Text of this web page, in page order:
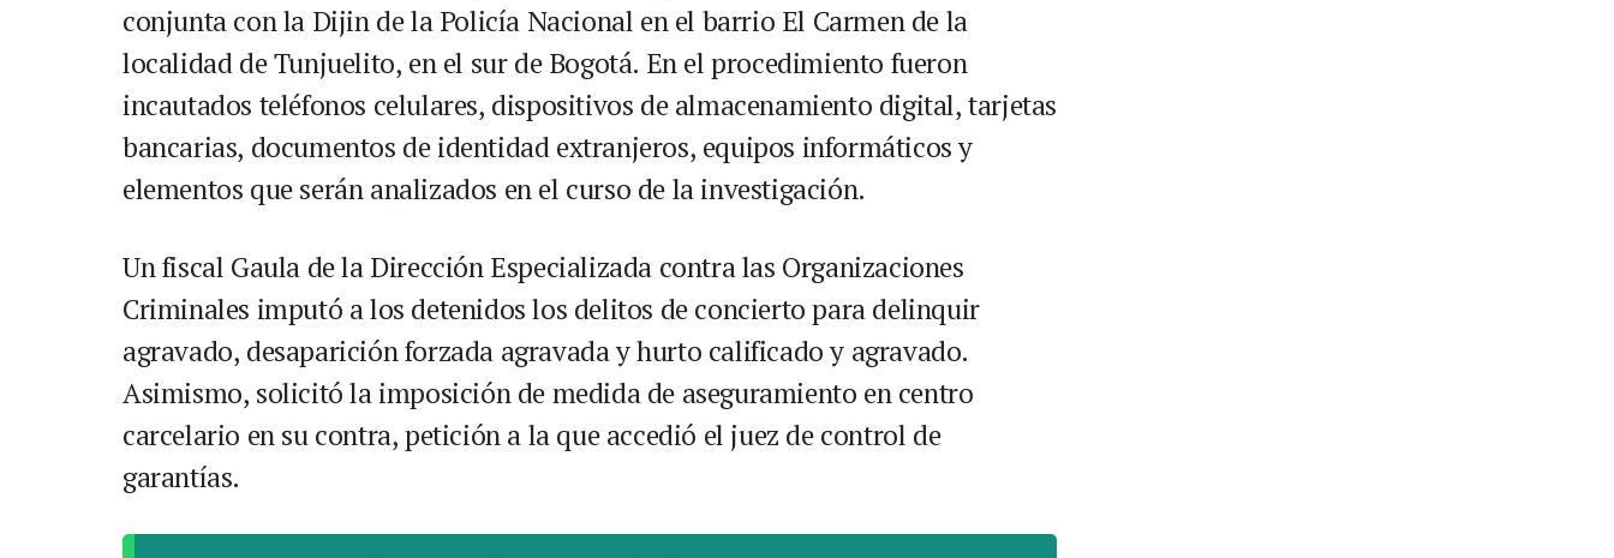
conjunta con la Dijin de la Policía Nacional en el barrio El Carmen de la
localidad de Tunjuelito, en el sur de Bogotá. En el procedimiento fueron
incautados teléfonos celulares, dispositivos de almacenamiento digital, tarjetas
bancarias, documentos de identidad extranjeros, equipos informáticos y
elementos que serán analizados en el curso de la investigación.
Un fiscal Gaula de la Dirección Especializada contra las Organizaciones
Criminales imputó a los detenidos los delitos de concierto para delinquir
agravado, desaparición forzada agravada y hurto calificado y agravado.
Asimismo, solicitó la imposición de medida de aseguramiento en centro
carcelario en su contra, petición a la que accedió el juez de control de
garantías.